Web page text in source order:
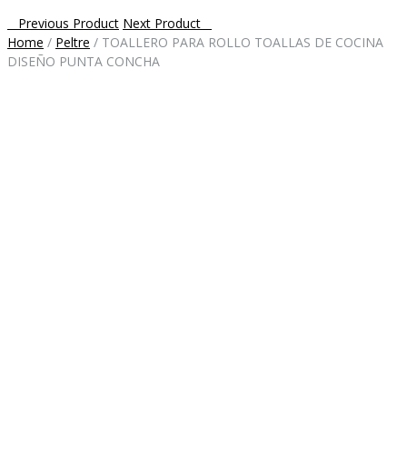
Post
navigation
Previous Product Next Product
Home / Peltre / TOALLERO PARA ROLLO TOALLAS DE COCINA
DISEÑO PUNTA CONCHA